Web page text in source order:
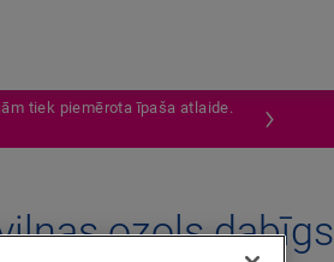
tiek piemērota īpaša atlaide.
ozols dabīgs